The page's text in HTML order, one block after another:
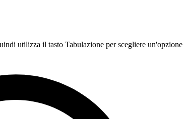
utilizza il tasto Tabulazione per scegliere un'opzione